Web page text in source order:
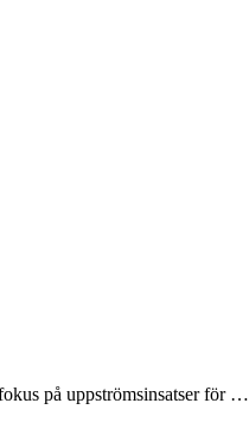
på uppströmsinsatser för …